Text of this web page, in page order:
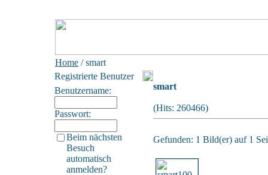
Home / smart
Registrierte Benutzer
Benutzername:
Passwort:
Beim nächsten
Besuch
automatisch
anmelden?
smart
(Hits: 260466)
Gefunden: 1 Bild(er) auf 1